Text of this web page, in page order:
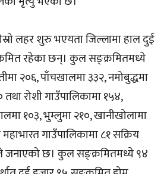
लहर शुरु भएयता जिल्लामा हाल दुई
रहेका छन्। कुल सङ्क्रमितमध्ये
२०६, पाँचखालमा ३३२, नमोबुद्धमा
रोशी गाउँपालिकामा १५४,
१०३, भुम्लुमा २१०, खानीखोलामा
गाउँपालिकामा ८१ सक्रिय
जनाएको छ। कुल सङ्क्रमितमध्ये ९४